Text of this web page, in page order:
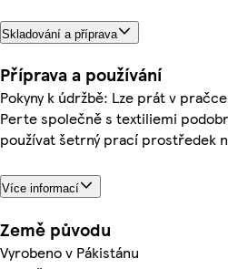
Skladování a příprava
Příprava a používání
Pokyny k údržbě: Lze prát v
Perte společně s textiliemi
používat šetrný prací prostředek
Více informací
Země původu
Vyrobeno v Pákistánu